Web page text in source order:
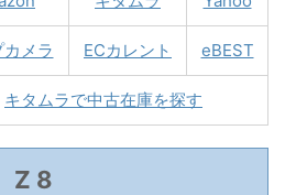
メラ ECカレント eBEST
キタムラで中古在庫を探す
Z 8